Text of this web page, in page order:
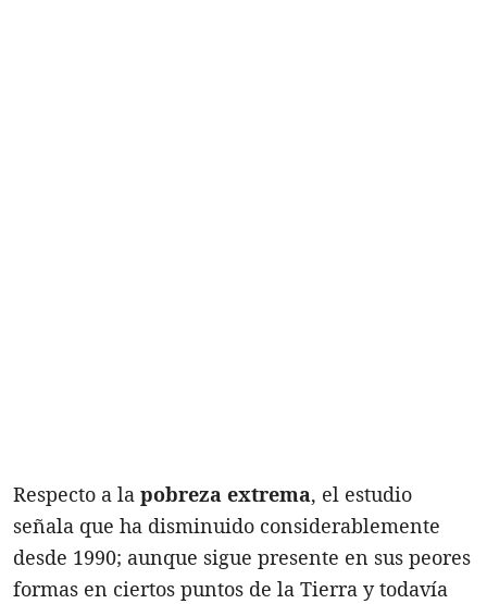
Respecto a la pobreza extrema, el estudio
señala que ha disminuido considerablemente
desde 1990; aunque sigue presente en sus peores
formas en ciertos puntos de la Tierra y todavía